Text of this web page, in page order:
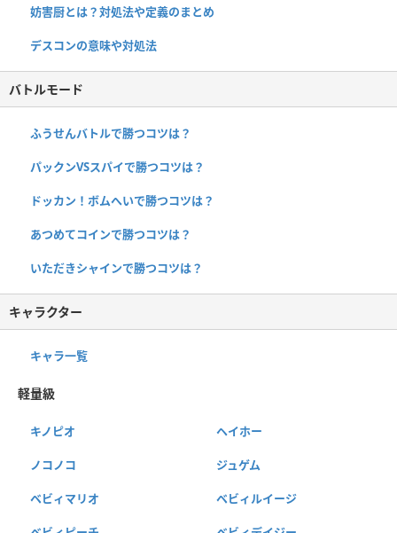
妨害厨とは？対処法や定義のまとめ
デスコンの意味や対処法
バトルモード
ふうせんバトルで勝つコツは？
パックンVSスパイで勝つコツは？
ドッカン！ボムへいで勝つコツは？
あつめてコインで勝つコツは？
いただきシャインで勝つコツは？
キャラクター
キャラ一覧
軽量級
キノピオ ヘイホー
ノコノコ ジュゲム
ベビィマリオ ベビィルイージ